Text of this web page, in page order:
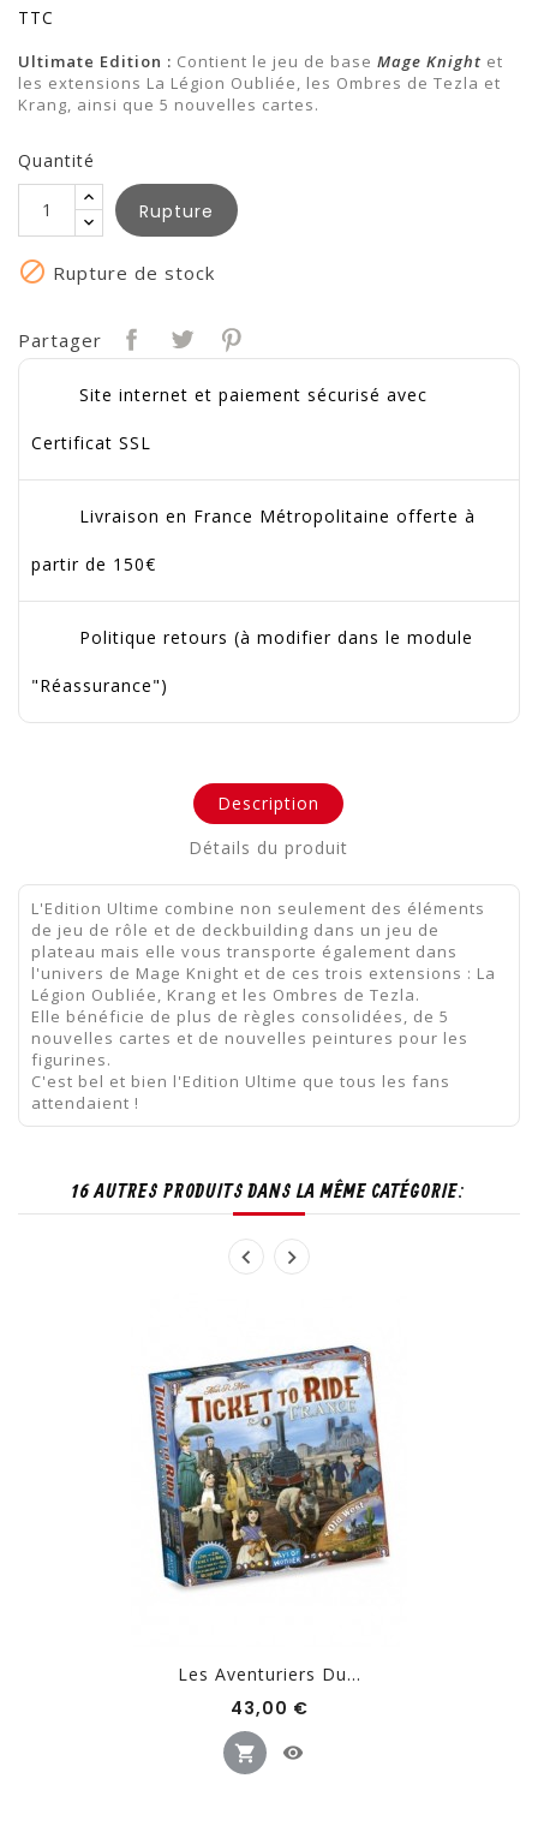
TTC
Ultimate Edition : Contient le jeu de base Mage Knight et
les extensions La Légion Oubliée, les Ombres de Tezla et
Krang, ainsi que 5 nouvelles cartes.
Quantité
Rupture
 Rupture de stock
Partager
Site internet et paiement sécurisé avec
Certificat SSL
Livraison en France Métropolitaine offerte à
partir de 150€
Politique retours (à modifier dans le module
"Réassurance")
Description
Détails du produit
L'Edition Ultime combine non seulement des éléments
de jeu de rôle et de deckbuilding dans un jeu de
plateau mais elle vous transporte également dans
l'univers de Mage Knight et de ces trois extensions : La
Légion Oubliée, Krang et les Ombres de Tezla.
Elle bénéficie de plus de règles consolidées, de 5
nouvelles cartes et de nouvelles peintures pour les
figurines.
C'est bel et bien l'Edition Ultime que tous les fans
attendaient !
16 AUTRES PRODUITS DANS LA MÊME CATÉGORIE:
Les Aventuriers Du...
43,00 €Prix